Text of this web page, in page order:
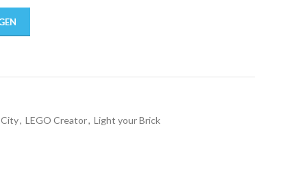
, LEGO Creator, Light your Brick